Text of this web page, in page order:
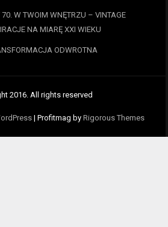
W TWOIM WNĘTRZU – VINTAGE
NA MIARĘ XXI WIEKU
ODWROTNA
2016. All rights reserved
| Profitmag by Rigorous Themes